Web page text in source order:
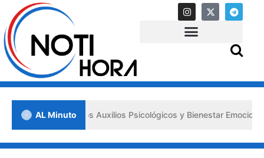
AL Minuto
los «Primeros Auxilios Psicológicos y Bienestar Emocional» ante